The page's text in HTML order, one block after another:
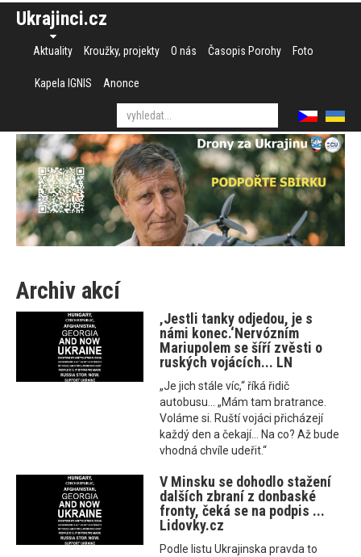
Ukrajinci.cz
Aktuality Kroužky, projekty O nás Časopis Porohy Foto
Kapela IGNIS Anonce
Archiv akcí
‚Jestli tanky odjedou, je s
námi konec.‘Nervózním
Mariupolem se šíří zvěsti o
ruských vojácích... LN
„Je jich stále víc,“ říká řidič
autobusu... „Mám tam bratrance.
Voláme si. Ruští vojáci přicházejí
každý den a čekají… Na co? Až bude
vhodná chvíle udeřit.“
V Minsku se dohodlo stažení
dalších zbraní z donbaské
fronty, čeká se na podpis ...
Lidovky.cz
Podle listu Ukrajinska pravda to